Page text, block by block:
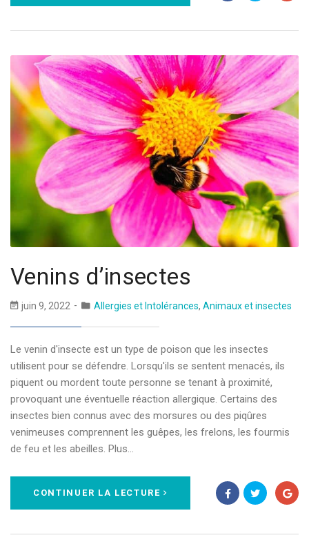
Venins d’insectes
juin 9, 2022 Allergies et Intolérances, Animaux et insectes
Le venin d'insecte est un type de poison que les insectes
utilisent pour se défendre. Lorsqu'ils se sentent menacés, ils
piquent ou mordent toute personne se tenant à proximité,
provoquant une éventuelle réaction allergique. Certains des
insectes bien connus avec des morsures ou des piqûres
venimeuses comprennent les guêpes, les frelons, les fourmis
de feu et les abeilles. Plus…
CONTINUER LA LECTURE